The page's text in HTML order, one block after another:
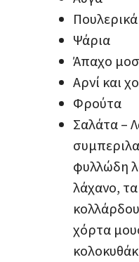
Ψάρια
Άπαχο
Αρνί και
Φρούτα
Σαλάτα –
φυλλώδη
λάχανο,
χόρτα